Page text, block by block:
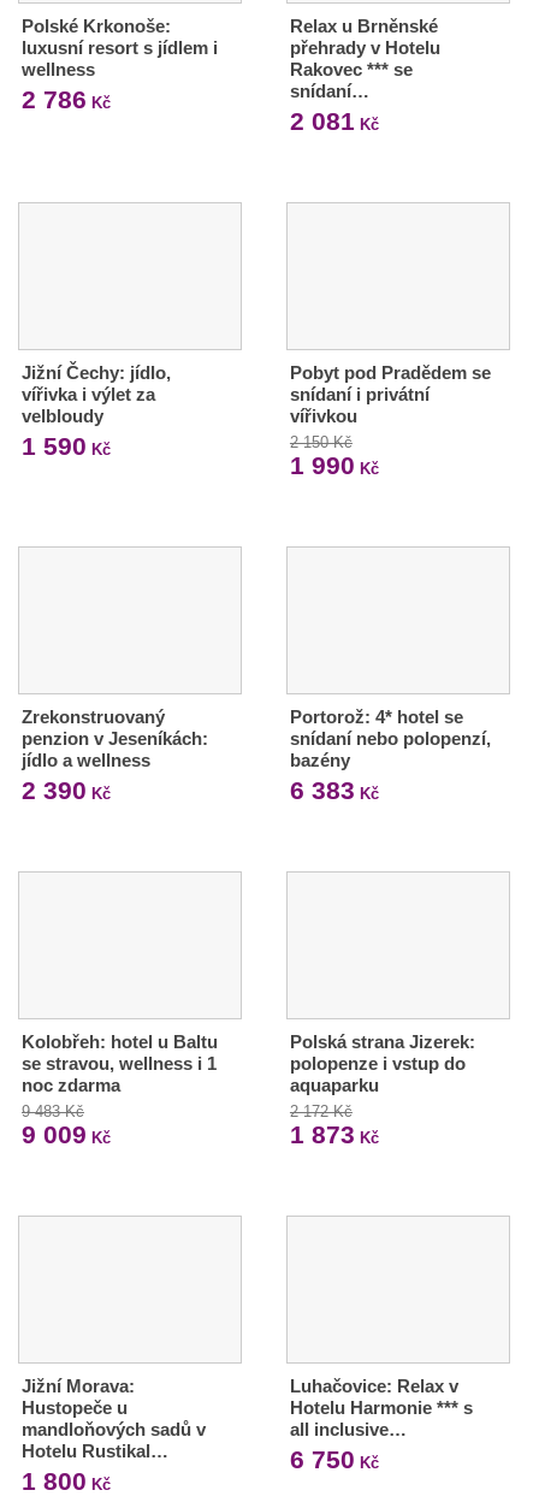
Polské Krkonoše:
luxusní resort s jídlem i
wellness
2 786 Kč
Relax u Brněnské
přehrady v Hotelu
Rakovec *** se
snídaní…
2 081 Kč
Jižní Čechy: jídlo,
vířivka i výlet za
velbloudy
1 590 Kč
Pobyt pod Pradědem se
snídaní i privátní
vířivkou
2 150 Kč
1 990 Kč
Zrekonstruovaný
penzion v Jeseníkách:
jídlo a wellness
2 390 Kč
Portorož: 4* hotel se
snídaní nebo polopenzí,
bazény
6 383 Kč
Kolobřeh: hotel u Baltu
se stravou, wellness i 1
noc zdarma
9 483 Kč
9 009 Kč
Polská strana Jizerek:
polopenze i vstup do
aquaparku
2 172 Kč
1 873 Kč
Jižní Morava:
Hustopeče u
mandloňových sadů v
Hotelu Rustikal…
1 800 Kč
Luhačovice: Relax v
Hotelu Harmonie *** s
all inclusive…
6 750 Kč